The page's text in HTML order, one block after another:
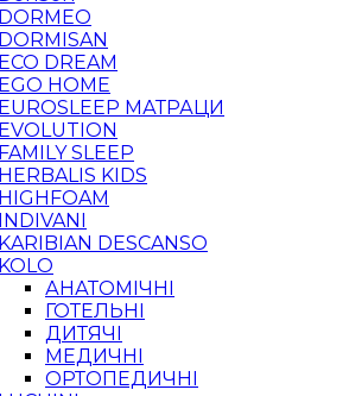
DORMEO
DORMISAN
ECO DREAM
EGO HOME
EUROSLEEP МАТРАЦИ
EVOLUTION
FAMILY SLEEP
HERBALIS KIDS
HIGHFOAM
INDIVANI
KARIBIAN DESCANSO
KOLO
АНАТОМІЧНІ
ГОТЕЛЬНІ
ДИТЯЧІ
МЕДИЧНІ
ОРТОПЕДИЧНІ